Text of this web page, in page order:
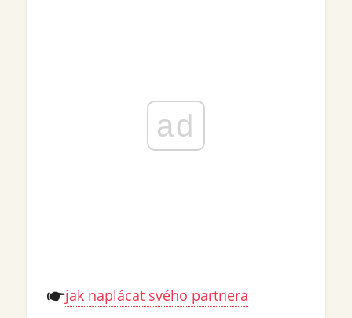
ad
jak naplácat svého partnera